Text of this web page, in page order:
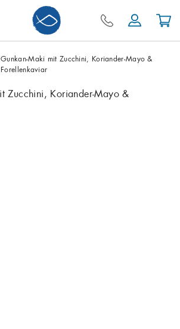
Gunkan-Maki mit Zucchini, Koriander-Mayo &
Forellenkaviar